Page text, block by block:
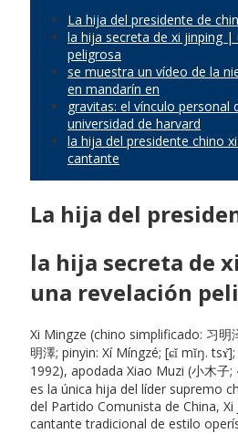
La hija del presidente de
la hija secreta de xi jinping |
peligrosa
se muestra un vídeo de la
en mandarín en
gravitas: el vínculo personal
universidad de harvard
la hija del presidente chino
cantante
La hija del
la hija secreta de
una revelación
Xi Mingze (chino simplificado: 习明
明澤; pinyin: Xí Míngzé; [ɕǐ mǐŋ.
1992), apodada Xiao Muzi (小木子
es la única hija del líder supremo
del Partido Comunista de China, Xi
cantante tradicional de estilo